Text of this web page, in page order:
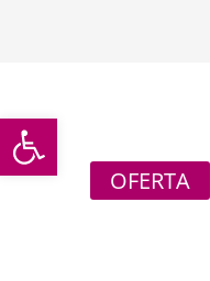
Abrir barra de herramientas
OFERTA